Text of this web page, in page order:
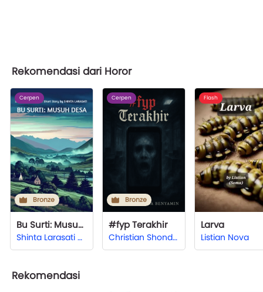
Rekomendasi dari Horor
Cerpen
Bronze
Bu Surti: Musuh Desa
Shinta Larasati Hardjono
Cerpen
Bronze
#fyp Terakhir
Christian Shonda Benyamin
Flash
Larva
Listian Nova
Rekomendasi